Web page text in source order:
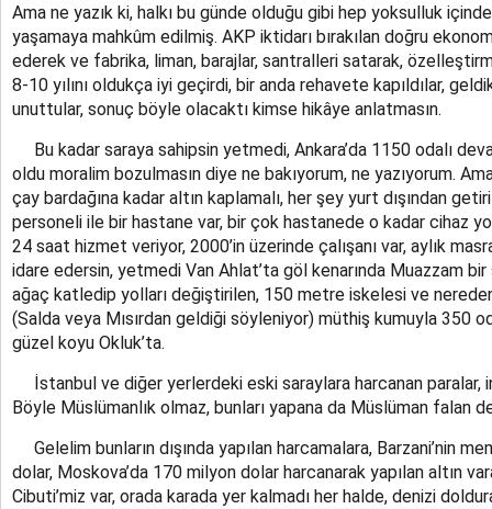
Ama ne yazık ki, halkı bu günde olduğu gibi hep yoksulluk
yaşamaya mahkûm edilmiş. AKP iktidarı bırakılan doğru
ederek ve fabrika, liman, barajlar, santralleri satarak,
8-10 yılını oldukça iyi geçirdi, bir anda rehavete kapıldılar,
unuttular, sonuç böyle olacaktı kimse hikâye anlatmasın.
Bu kadar saraya sahipsin yetmedi, Ankara’da 1150 odalı
oldu moralim bozulmasın diye ne bakıyorum, ne yazıyorum.
çay bardağına kadar altın kaplamalı, her şey yurt dışından
personeli ile bir hastane var, bir çok hastanede o kadar cihaz
24 saat hizmet veriyor, 2000’in üzerinde çalışanı var, aylık
idare edersin, yetmedi Van Ahlat’ta göl kenarında Muazzam
ağaç katledip yolları değiştirilen, 150 metre iskelesi ve
(Salda veya Mısırdan geldiği söyleniyor) müthiş kumuyla 350
güzel koyu Okluk’ta.
İstanbul ve diğer yerlerdeki eski saraylara harcanan paralar,
Böyle Müslümanlık olmaz, bunları yapana da Müslüman falan
Gelelim bunların dışında yapılan harcamalara, Barzani’nin
dolar, Moskova’da 170 milyon dolar harcanarak yapılan altın
Cibuti’miz var, orada karada yer kalmadı her halde, denizi